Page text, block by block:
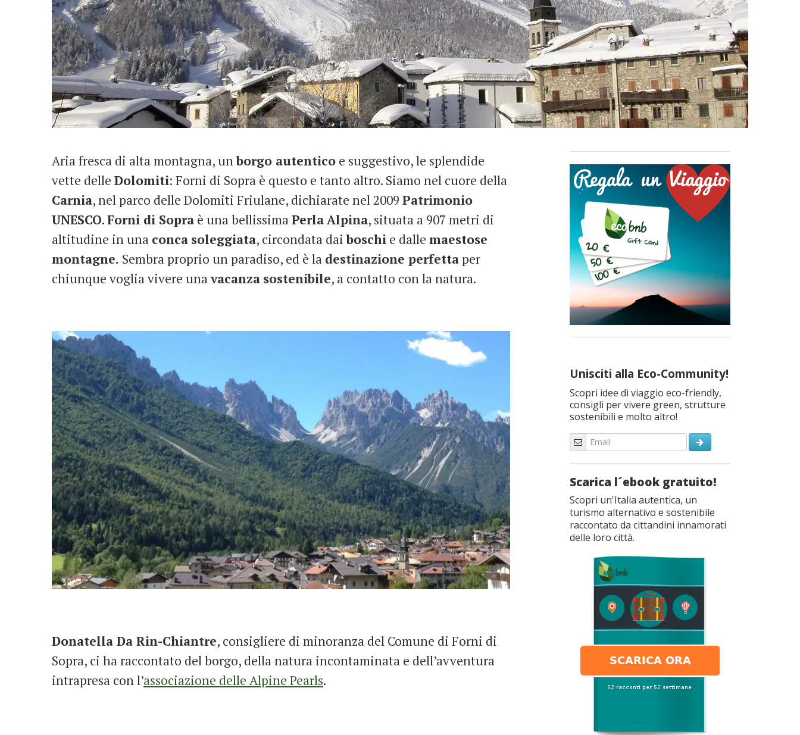
Aria fresca di alta montagna, unborgo autentico e suggestivo, le splendide
vette delle Dolomiti: Forni di Sopra è questo e tanto altro. Siamo nel cuore della
Carnia, nel parco delle Dolomiti Friulane, dichiarate nel 2009 Patrimonio
UNESCO.Forni di Sopra è una bellissimaPerlaAlpina, situata a 907 metri di
altitudine in una conca soleggiata, circondata daiboschi e dalle maestose
montagne. Sembra proprio un paradiso, ed è la destinazione perfettaper
chiunque voglia vivere unavacanza sostenibile, a contatto con la natura.
Donatella Da Rin-Chiantre, consigliere di minoranza del Comune di Forni di
Sopra, ci ha raccontato del borgo, della natura incontaminata e dell’avventura
intrapresa con l’associazione delle Alpine Pearls.
Unisciti alla Eco-Community!
Scopri idee di viaggio eco-friendly,
consigli per vivere green, strutture
sostenibili e molto altro!
Scarica l´ebook gratuito!
Scopri un'Italia autentica, un
turismo alternativo e sostenibile
raccontato da cittandini innamorati
delle loro città.